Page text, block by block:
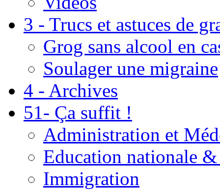
3 - Trucs et astuces de
Grog sans alcool en
Soulager une migraine
4 - Archives
51- Ça suffit !
Administration et
Education nationale
Immigration